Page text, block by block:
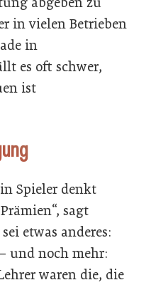
in vielen Betrieben
in
es oft schwer,
ist
Spieler denkt
sagt
etwas anderes:
und noch mehr:
waren die, die